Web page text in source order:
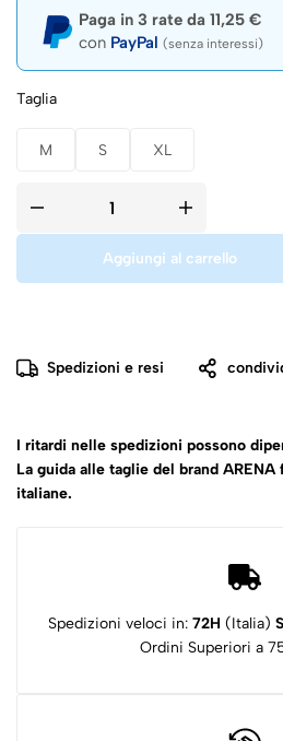
Paga in 3 rate da 11,25 €
con PayPal (senza interessi)
Taglia
M S XL
Aggiungi al carrello
Spedizioni e resi
I ritardi nelle spedizioni possono
La guida alle taglie del brand
italiane.
Spedizioni veloci in: 72H (Italia)
Ordini Superiori a